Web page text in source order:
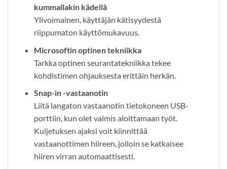
kummallakin kädellä
Ylivoimainen, käyttäjän kätisyydestä
riippumaton käyttömukavuus.
Microsoftin optinen tekniikka
Tarkka optinen seurantatekniikka tekee
kohdistimen ohjauksesta erittäin herkän.
Snap-in -vastaanotin
Liitä langaton vastaanotin tietokoneen USB-
porttiin, kun olet valmis aloittamaan työt.
Kuljetuksen ajaksi voit kiinnittää
vastaanottimen hiireen, jolloin se katkaisee
hiiren virran automaattisesti.